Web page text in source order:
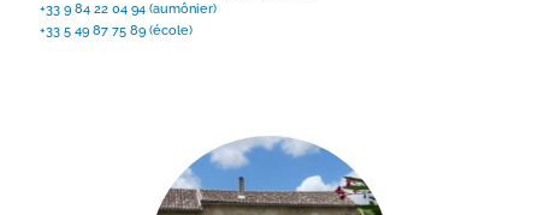
+33 9 84 22 04 94 (aumônier)
+33 5 49 87 75 89 (école)